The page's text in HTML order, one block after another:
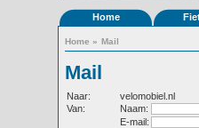
Home
Home » Mail
Mail
Naar:
velomobiel.nl
Van:
Naam:
E-mail: